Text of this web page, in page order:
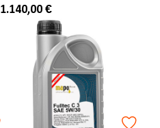
1.140,00 €